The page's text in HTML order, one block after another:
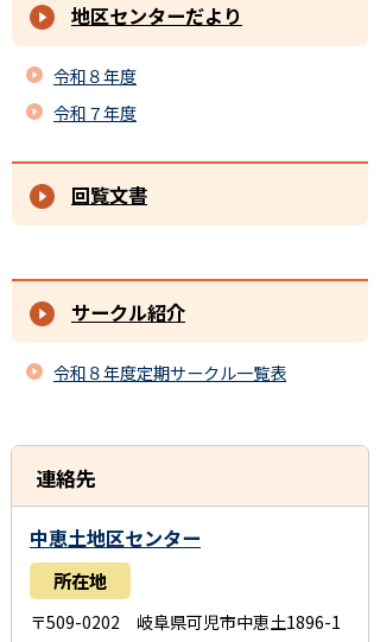
地区センターだより
令和８年度
令和７年度
回覧文書
サークル紹介
令和８年度定期サークル一覧表
連絡先
中恵土地区センター
所在地
〒509-0202 岐阜県可児市中恵土1896-1